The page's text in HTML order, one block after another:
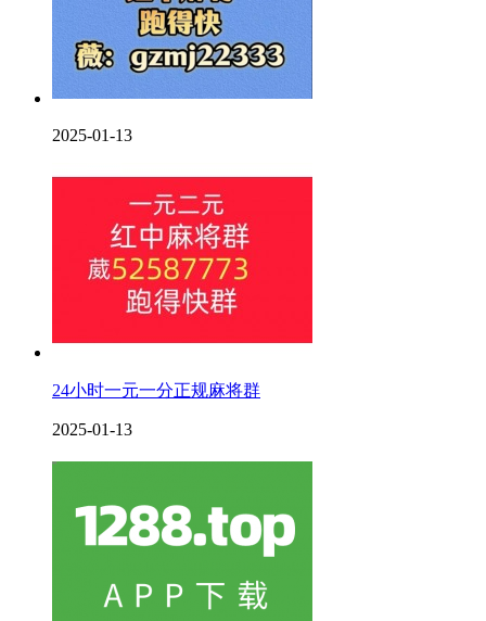
2025-01-13
24小时一元一分正规麻将群
2025-01-13